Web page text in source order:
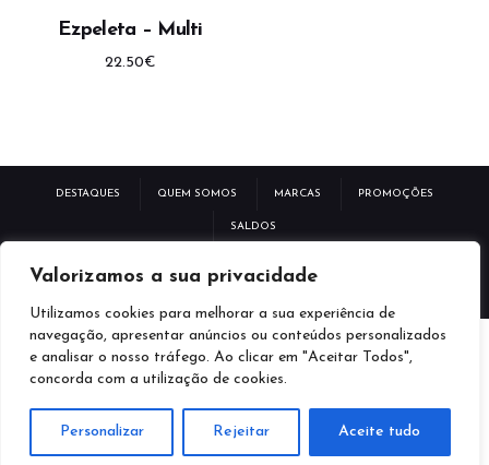
Valorizamos a sua privacidade
Utilizamos cookies para melhorar a sua experiência de
navegação, apresentar anúncios ou conteúdos personalizados
e analisar o nosso tráfego. Ao clicar em "Aceitar Todos",
concorda com a utilização de cookies.
Personalizar Rejeitar Aceite tudo
Ezpeleta – Multi
22.50€
DESTAQUES QUEM SOMOS MARCAS PROMOÇÕES
SALDOS
FACEBOOK TWITTER
© 2026 made byGLanDrive